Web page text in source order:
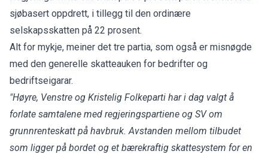
sjøbasert oppdrett, i tillegg til den ordinære
selskapsskatten på 22 prosent.
Alt for mykje, meiner det tre partia, som også er misnøgde
med den generelle skatteauken for bedrifter og
bedriftseigarar.
"Høyre, Venstre og Kristelig Folkeparti har i dag valgt å
forlate samtalene med regjeringspartiene og SV om
grunnrenteskatt på havbruk. Avstanden mellom tilbudet
som ligger på bordet og et bærekraftig skattesystem for en